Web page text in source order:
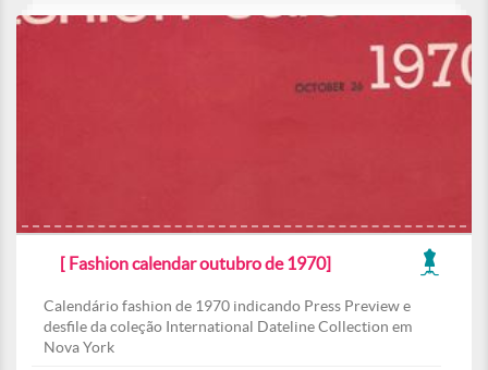
[ Fashion calendar outubro de 1970]
Calendário fashion de 1970 indicando Press Preview e
desfile da coleção International Dateline Collection em
Nova York